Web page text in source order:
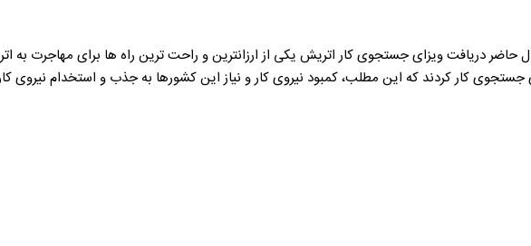
حاضر دریافت ویزای جستجوی کار اتریش یکی از ارزانترین و راحت ترین راه ها برای مهاجرت